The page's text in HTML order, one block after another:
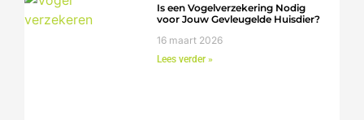
Is een Vogelverzekering Nodig
voor Jouw Gevleugelde Huisdier?
16 maart 2026
Lees verder »